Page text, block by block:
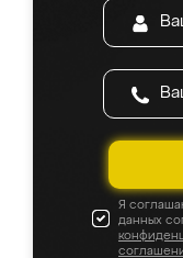
Я
данных